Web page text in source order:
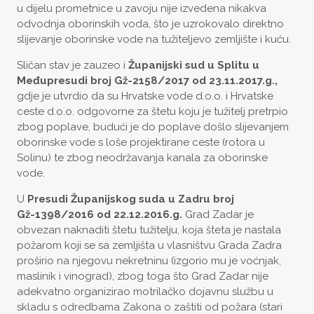
u dijelu prometnice u zavoju nije izvedena nikakva
odvodnja oborinskih voda, što je uzrokovalo direktno
slijevanje oborinske vode na tužiteljevo zemljište i kuću.
Sličan stav je zauzeo i Županijski sud u Splitu u
Međupresudi broj Gž-2158/2017 od 23.11.2017.g.,
gdje je utvrdio da su Hrvatske vode d.o.o. i Hrvatske
ceste d.o.o. odgovorne za štetu koju je tužitelj pretrpio
zbog poplave, budući je do poplave došlo slijevanjem
oborinske vode s loše projektirane ceste (rotora u
Solinu) te zbog neodržavanja kanala za oborinske
vode.
U Presudi Županijskog suda u Zadru broj
Gž-1398/2016 od 22.12.2016.g. Grad Zadar je
obvezan naknaditi štetu tužitelju, koja šteta je nastala
požarom koji se sa zemljišta u vlasništvu Grada Zadra
proširio na njegovu nekretninu (izgorio mu je voćnjak,
maslinik i vinograd), zbog toga što Grad Zadar nije
adekvatno organizirao motrilačko dojavnu službu u
skladu s odredbama Zakona o zaštiti od požara (stari